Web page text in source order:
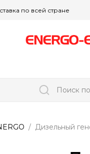
по всей стране
Поиск
Дизельный